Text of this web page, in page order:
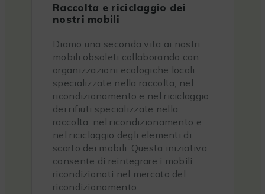
Raccolta e riciclaggio dei
nostri mobili
Diamo una seconda vita ai nostri
mobili obsoleti collaborando con
organizzazioni ecologiche locali
specializzate nella raccolta, nel
ricondizionamento e nel riciclaggio
dei rifiuti specializzate nella
raccolta, nel ricondizionamento e
nel riciclaggio degli elementi di
scarto dei mobili. Questa iniziativa
consente di reintegrare i mobili
ricondizionati nel mercato del
ricondizionamento.